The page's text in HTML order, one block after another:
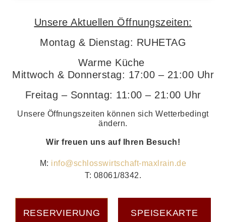
Unsere Aktuellen Öffnungszeiten:
Montag & Dienstag: RUHETAG
Warme Küche
Mittwoch & Donnerstag: 17:00 – 21:00 Uhr
Freitag – Sonntag: 11:00 – 21:00 Uhr
Unsere Öffnungszeiten können sich Wetterbedingt
ändern.
Wir freuen uns auf Ihren Besuch!
M: info@schlosswirtschaft-maxlrain.de
T: 08061/8342.
RESERVIERUNG SPEISEKARTE